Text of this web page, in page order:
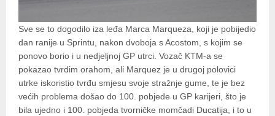
Sve se to dogodilo iza leđa Marca Marqueza, koji je pobijedio
dan ranije u Sprintu, nakon dvoboja s Acostom, s kojim se
ponovo borio i u nedjeljnoj GP utrci. Vozač KTM-a se
pokazao tvrdim orahom, ali Marquez je u drugoj polovici
utrke iskoristio tvrđu smjesu svoje stražnje gume, te je bez
većih problema došao do 100. pobjede u GP karijeri, što je
bila ujedno i 100. pobjeda tvorničke momčadi Ducatija, i to u